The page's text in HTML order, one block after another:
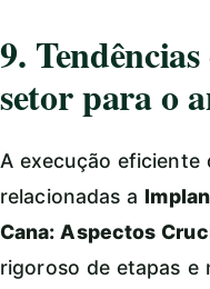
9.
setor para o
A execução eficiente
relacionadas a
Cana: Aspectos
rigoroso de etapas